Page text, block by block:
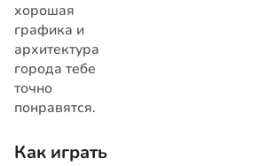
хорошая
графика и
архитектура
города тебе
точно
понравятся.
Как играть